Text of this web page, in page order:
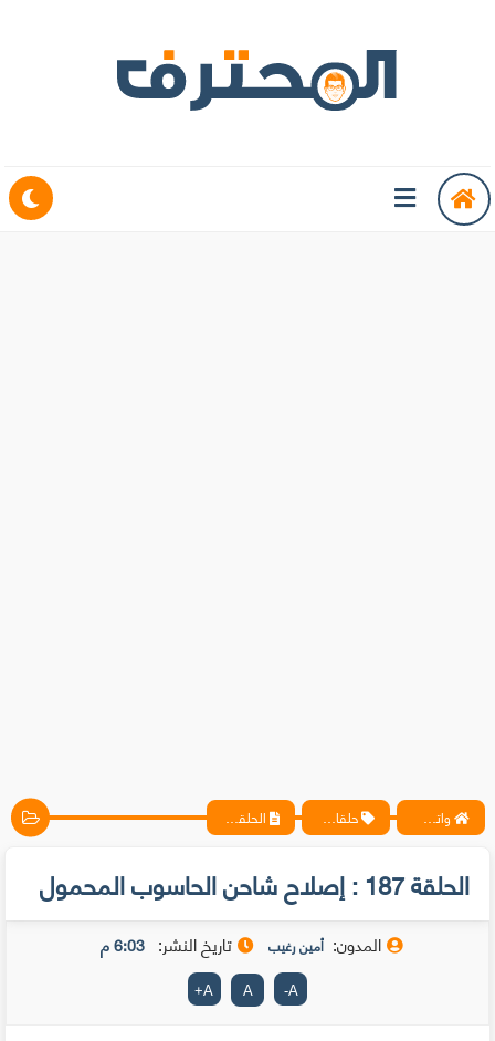
واتس آب ، فيسبوك ، أنترنت ، شروحات تقنية حصرية - المحترف حلقات متخصيصي الحماية الحلقة 187 : إصلاح شاحن الحاسوب المحمول
الحلقة 187 : إصلاح شاحن الحاسوب المحمول
المدون: أمين رغيب تاريخ النشر: 6:03 م
A
-
A
A
+